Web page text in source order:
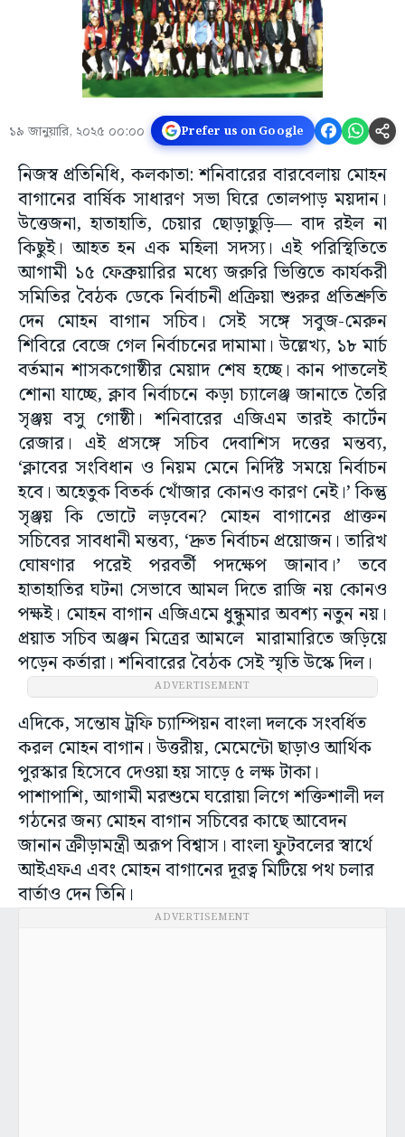
১৯ জানুয়ারি, ২০২৫ ০০:০০ Prefer us on Google
নিজস্ব প্রতিনিধি, কলকাতা: শনিবারের বারবেলায় মোহন
বাগানের বার্ষিক সাধারণ সভা ঘিরে তোলপাড় ময়দান।
উত্তেজনা, হাতাহাতি, চেয়ার ছোড়াছুড়ি— বাদ রইল না
কিছুই। আহত হন এক মহিলা সদস্য। এই পরিস্থিতিতে
আগামী ১৫ ফেব্রুয়ারির মধ্যে জরুরি ভিত্তিতে কার্যকরী
সমিতির বৈঠক ডেকে নির্বাচনী প্রক্রিয়া শুরুর প্রতিশ্রুতি
দেন মোহন বাগান সচিব। সেই সঙ্গে সবুজ-মেরুন
শিবিরে বেজে গেল নির্বাচনের দামামা। উল্লেখ্য, ১৮ মার্চ
বর্তমান শাসকগোষ্ঠীর মেয়াদ শেষ হচ্ছে। কান পাতলেই
শোনা যাচ্ছে, ক্লাব নির্বাচনে কড়া চ্যালেঞ্জ জানাতে তৈরি
সৃঞ্জয় বসু গোষ্ঠী। শনিবারের এজিএম তারই কার্টেন
রেজার। এই প্রসঙ্গে সচিব দেবাশিস দত্তের মন্তব্য,
‘ক্লাবের সংবিধান ও নিয়ম মেনে নির্দিষ্ট সময়ে নির্বাচন
হবে। অহেতুক বিতর্ক খোঁজার কোনও কারণ নেই।’ কিন্তু
সৃঞ্জয় কি ভোটে লড়বেন? মোহন বাগানের প্রাক্তন
সচিবের সাবধানী মন্তব্য, ‘দ্রুত নির্বাচন প্রয়োজন। তারিখ
ঘোষণার পরেই পরবর্তী পদক্ষেপ জানাব।’ তবে
হাতাহাতির ঘটনা সেভাবে আমল দিতে রাজি নয় কোনও
পক্ষই। মোহন বাগান এজিএমে ধুন্ধুমার অবশ্য নতুন নয়।
প্রয়াত সচিব অঞ্জন মিত্রের আমলে মারামারিতে জড়িয়ে
পড়েন কর্তারা। শনিবারের বৈঠক সেই স্মৃতি উস্কে দিল।
ADVERTISEMENT
এদিকে, সন্তোষ ট্রফি চ্যাম্পিয়ন বাংলা দলকে সংবর্ধিত
করল মোহন বাগান। উত্তরীয়, মেমেন্টো ছাড়াও আর্থিক
পুরস্কার হিসেবে দেওয়া হয় সাড়ে ৫ লক্ষ টাকা।
পাশাপাশি, আগামী মরশুমে ঘরোয়া লিগে শক্তিশালী দল
গঠনের জন্য মোহন বাগান সচিবের কাছে আবেদন
জানান ক্রীড়ামন্ত্রী অরূপ বিশ্বাস। বাংলা ফুটবলের স্বার্থে
আইএফএ এবং মোহন বাগানের দূরত্ব মিটিয়ে পথ চলার
বার্তাও দেন তিনি।
ADVERTISEMENT